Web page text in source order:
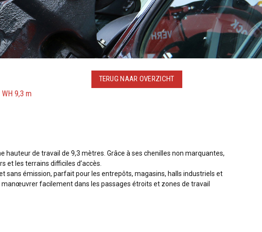
9,3 m
TERUG NAAR OVERZICHT
hauteur de travail de 9,3 mètres. Grâce à ses chenilles non marquantes,
et les terrains difficiles d’accès.
émission, parfait pour les entrepôts, magasins, halls industriels et
facilement dans les passages étroits et zones de travail